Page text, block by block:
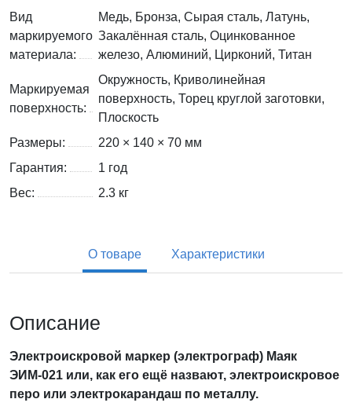
Вид
маркируемого
материала:
Медь, Бронза, Сырая сталь, Латунь,
Закалённая сталь, Оцинкованное
железо, Алюминий, Цирконий, Титан
Маркируемая
поверхность:
Окружность, Криволинейная
поверхность, Торец круглой заготовки,
Плоскость
Размеры:
220 × 140 × 70 мм
Гарантия:
1 год
Вес:
2.3 кг
О товаре Характеристики
Описание
Электроискровой маркер (электрограф) Маяк
ЭИМ-021 или, как его ещё назвают, электроискровое
перо или электрокарандаш по металлу.